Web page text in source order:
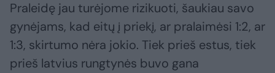
Praleidę jau turėjome rizikuoti, šaukiau savo
gynėjams, kad eitų į priekį, ar pralaimėsi 1:2, ar
1:3, skirtumo nėra jokio. Tiek prieš estus, tiek
prieš latvius rungtynės buvo gana